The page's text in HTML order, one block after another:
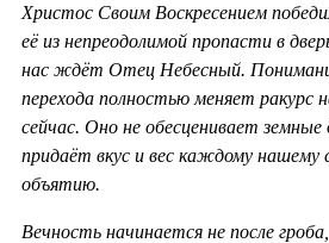
Христос Своим Воскресением
её из непреодолимой пропасти в
нас ждёт Отец Небесный.
перехода полностью меняет ракурс
сейчас. Оно не обесценивает земные
придаёт вкус и вес каждому нашему
объятию.
Вечность начинается не после